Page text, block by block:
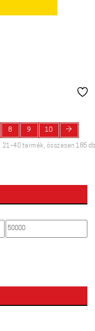
8 9 10 →
21–40 termék, összesen 185 db
Max